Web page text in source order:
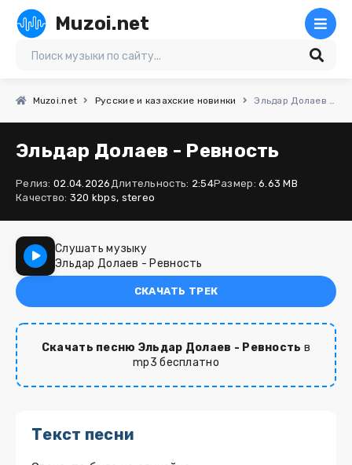
Muzoi.net
Muzoi.net Русские и казахские новинки Эльдар Долаев - Ревность
Эльдар Долаев - Ревность
Релиз: 02.04.2026Длительность: 2:54Размер: 6.63 MB
Качество: 320 kbps, stereo
Слушать музыку
Эльдар Долаев - Ревность
СКАЧАТЬ ТРЕК
Скачать песню Эльдар Долаев - Ревность в
mp3 бесплатно
Текст песни